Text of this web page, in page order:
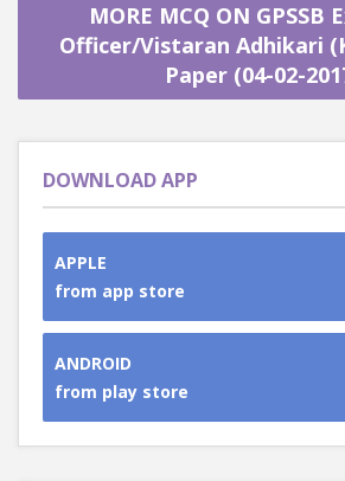
MORE MCQ ON GPSSB
Officer/Vistaran Adhikari
Paper (04-02-
DOWNLOAD APP
APPLE
from app store
ANDROID
from play store